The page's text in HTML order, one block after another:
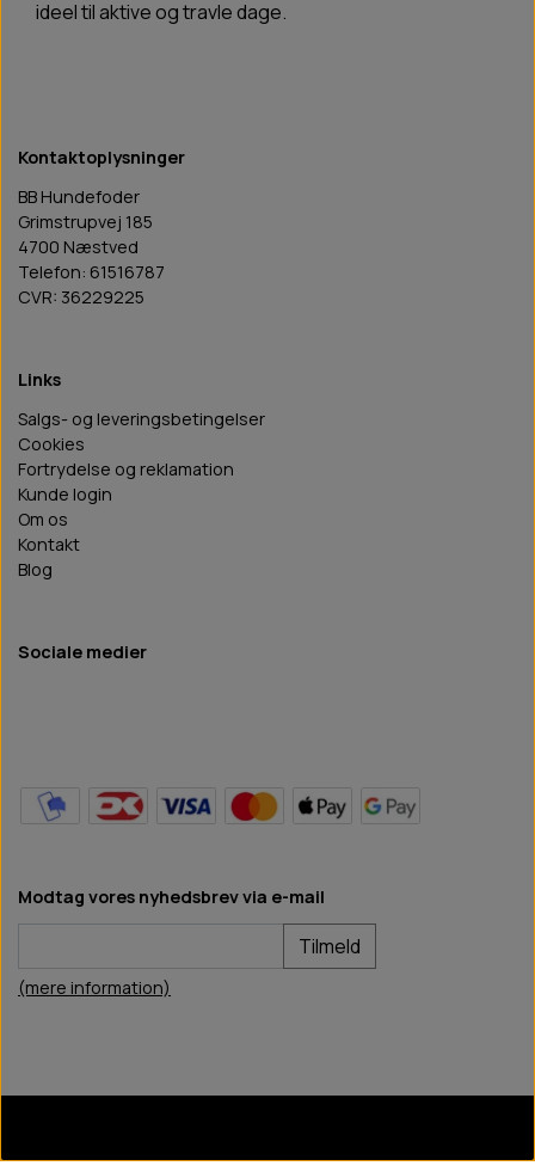
ideel til aktive og travle dage.
Kontaktoplysninger
BB Hundefoder
Grimstrupvej 185
4700 Næstved
Telefon: 61516787
CVR: 36229225
Links
Salgs- og leveringsbetingelser
Cookies
Fortrydelse og reklamation
Kunde login
Om os
Kontakt
Blog
Sociale medier
Modtag vores nyhedsbrev via e-mail
Tilmeld
(mere information)